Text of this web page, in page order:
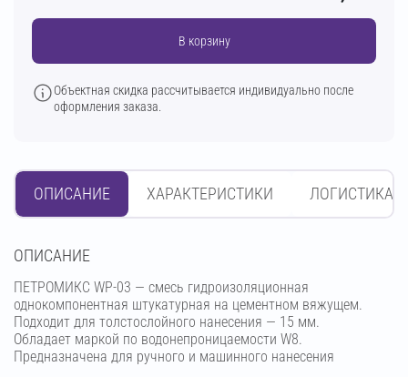
В корзину
Объектная скидка рассчитывается индивидуально после
оформления заказа.
ОПИСАНИЕ ХАРАКТЕРИСТИКИ ЛОГИСТИКА
OПИСАНИЕ
ПЕТРОМИКС WP-03 — смесь гидроизоляционная
однокомпонентная штукатурная на цементном вяжущем.
Подходит для толстослойного нанесения — 15 мм.
Обладает маркой по водонепроницаемости W8.
Предназначена для ручного и машинного нанесения